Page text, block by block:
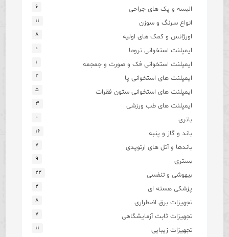
البسه و پک های جراحی ۶
انواع سرنگ و سوزن ۱۱
اورژانس و کمک های اولیه ۸
ایمپلنت استخوانی تروما ۰
ایمپلنت استخوانی فک و صورت و جمجمه ۱
ایمپلنت های استخوانی پا ۲
ایمپلنت های استخوانی ستون فقرات ۵
ایمپلنت های طب ورزشی ۳
باتری ۰
باند و گاز و پنبه ۱۶
باندها و آتل های ارتوپدی ۷
بستری ۹
بیهوشی و تنفسی ۲۲
پزشکی هسته ای ۲
تجهیزات برق اضطراری ۸
تجهیزات ثابت آزمایشگاهی ۷
تجهیزات زیبایی ۱۱